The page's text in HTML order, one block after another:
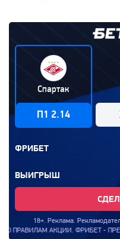
Спартак
П1 2.14
ФРИБЕТ
ВЫИГРЫШ
18+. Реклама.
АКЦИИ. ФРИБЕТ -